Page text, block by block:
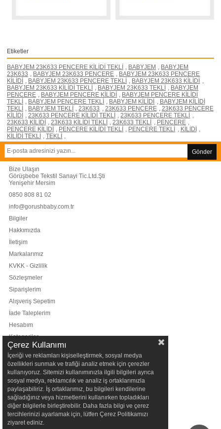
Etiketler
BABYJEM 23K633 PENCERE KİLİDİ TEKLİ , BABYJEM , BABYJEM
23K633 , BABYJEM 23K633 PENCERE , BABYJEM 23K633 PENCERE
KİLİDİ
, BABYJEM 23K633 PENCERE TEKLİ , BABYJEM 23K633 KİLİDİ
,
BABYJEM 23K633 KİLİDİ TEKLİ , BABYJEM 23K633 TEKLİ , BABYJEM
PENCERE , BABYJEM PENCERE KİLİDİ , BABYJEM PENCERE KİLİDİ
TEKLİ , BABYJEM PENCERE TEKLİ , BABYJEM KİLİDİ , BABYJEM KİLİDİ
TEKLİ , BABYJEM TEKLİ , 23K633 , 23K633 PENCERE , 23K633 PENCERE
KİLİDİ
, 23K633 PENCERE KİLİDİ TEKLİ , 23K633 PENCERE TEKLİ
,
23K633 KİLİDİ
, 23K633 KİLİDİ TEKLİ , 23K633 TEKLİ , PENCERE ,
PENCERE KİLİDİ
, PENCERE KİLİDİ TEKLİ , PENCERE TEKLİ , KİLİDİ
,
KİLİDİ TEKLİ , TEKLİ ,
Gönder
Bize Ulaşın
Görüşbebe Tekstil Sanayi Tic.Ltd.Şti
Yenişehir Mersim
0850 808 81 02
info@gorushbaby.com.tr
Bilgiler
Hakkımızda
İletişim
Markalarımız
KVKK - Gizlilik
Sözleşmeler
Siparişlerim
Alışveriş Sepetim
İade Taleplerim
Hesabım
Kategoriler
Kullanım Koşulları
Garanti & İade Sorgulama
Şubelerimiz
Bizi Takip Edin
Çerez Kullanımı
İçeriği ve reklamları kişiselleştirmek, sosyal medya
özellikleri sunmak ve trafiği analiz etmek için çerezler
kullanıyoruz. Sitemizi kullanımınızla ilgili bilgileri ayrıca
sosyal medya, reklamcılık ve analiz iş ortaklarımızla
paylaşabiliriz. İş ortaklarımız, bu bilgileri kendilerine
sağladığınız veya hizmetlerini kullanırken topladıkları
diğer bilgilerle birleştirebilir. Daha fazla bilgi ve çerez
tercihlerinizi ayarlamak için, lütfen Çerez Politikamızı
ziyaret ediniz.